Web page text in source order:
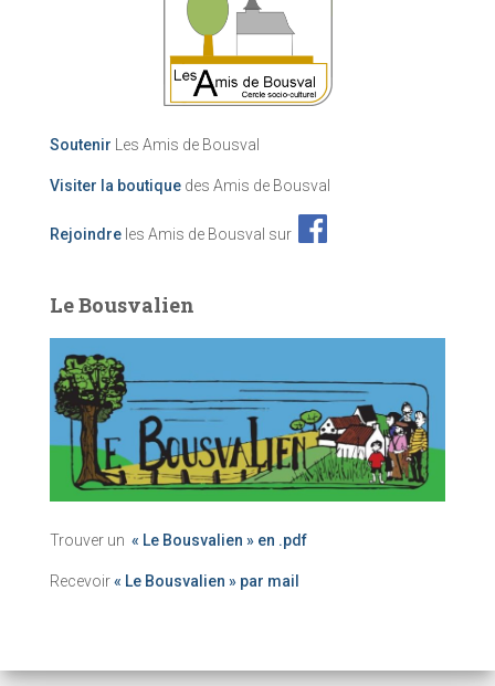
Soutenir Les Amis de Bousval
Visiter la boutique des Amis de Bousval
Rejoindre les Amis de Bousval sur
Le Bousvalien
Trouver un « Le Bousvalien » en .pdf
Recevoir« Le Bousvalien » par mail